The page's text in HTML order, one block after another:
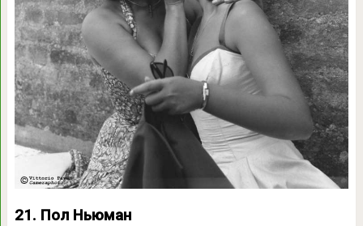
21. Пол Ньюман